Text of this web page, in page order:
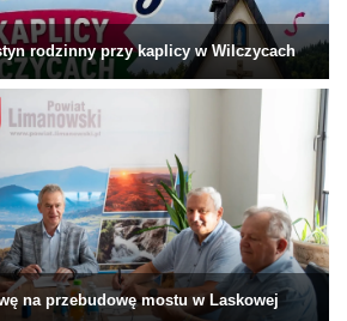
rodzinny przy kaplicy w Wilczycach
na przebudowę mostu w Laskowej